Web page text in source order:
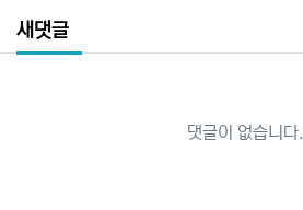
새댓글
댓글이 없습니다.